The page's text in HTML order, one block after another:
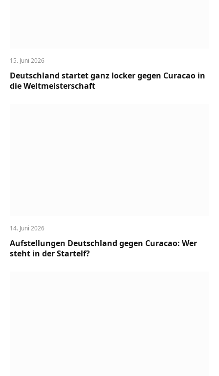
15. Juni 2026
Deutschland startet ganz locker gegen Curacao in
die Weltmeisterschaft
14. Juni 2026
Aufstellungen Deutschland gegen Curacao: Wer
steht in der Startelf?